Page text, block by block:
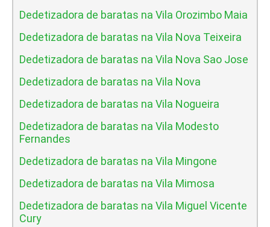
Dedetizadora de baratas na Vila Orozimbo Maia
Dedetizadora de baratas na Vila Nova Teixeira
Dedetizadora de baratas na Vila Nova Sao Jose
Dedetizadora de baratas na Vila Nova
Dedetizadora de baratas na Vila Nogueira
Dedetizadora de baratas na Vila Modesto
Fernandes
Dedetizadora de baratas na Vila Mingone
Dedetizadora de baratas na Vila Mimosa
Dedetizadora de baratas na Vila Miguel Vicente
Cury